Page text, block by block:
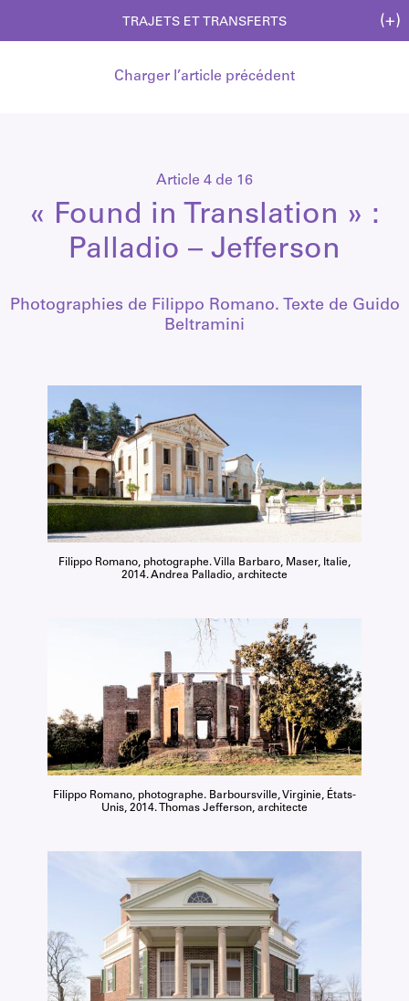
TRAJETS ET TRANSFERTS (+)
Charger l’article précédent
Article 4 de 16
« Found in Translation » :
Palladio – Jefferson
Photographies de Filippo Romano. Texte de Guido
Beltramini
Filippo Romano, photographe. Villa Barbaro, Maser, Italie,
2014. Andrea Palladio, architecte
Filippo Romano, photographe. Barboursville, Virginie, États-
Unis, 2014. Thomas Jefferson, architecte